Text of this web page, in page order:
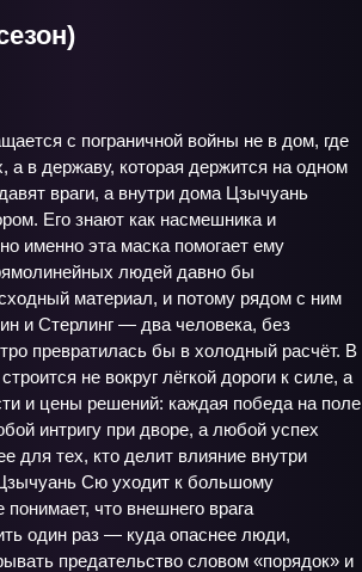
с пограничной войны не в дом, где
а в державу, которая держится на одном
враги, а внутри дома Цзычуань
Его знают как насмешника и
именно эта маска помогает ему
людей давно бы
материал, и потому рядом с ним
и Стерлинг — два человека, без
превратилась бы в холодный расчёт. В
не вокруг лёгкой дороги к силе, а
и цены решений: каждая победа на поле
интригу при дворе, а любой успех
для тех, кто делит влияние внутри
Сю уходит к большому
понимает, что внешнего врага
один раз — куда опаснее люди,
предательство словом «порядок» и